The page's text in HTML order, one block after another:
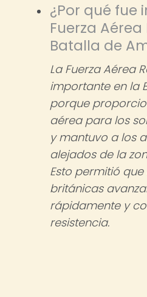
¿Por qué fue
Fuerza Aérea
Batalla de
La Fuerza Aérea
importante en la
porque
aérea para los
y mantuvo a los
alejados de la
Esto permitió que
británicas
rápidamente y
resistencia.